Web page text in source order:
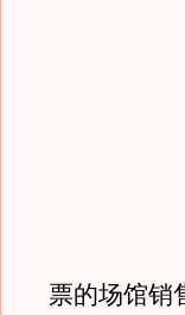
票的场馆销